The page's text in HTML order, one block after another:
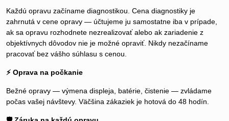
Každú opravu začíname diagnostikou. Cena diagnostiky je
zahrnutá v cene opravy — účtujeme ju samostatne iba v prípade,
ak sa opravu rozhodnete nezrealizovať alebo ak zariadenie z
objektívnych dôvodov nie je možné opraviť. Nikdy nezačíname
pracovať bez vášho súhlasu s cenou.
⚡ Oprava na počkanie
Bežné opravy — výmena displeja, batérie, čistenie — zvládame
počas vašej návštevy. Väčšina zákaziek je hotová do 48 hodín.